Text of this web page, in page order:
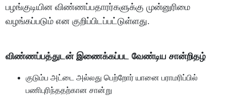
பழங்குடியின விண்ணப்பதாரர்களுக்கு முன்னுரிமை
வழங்கப்படும் என குறிப்பிடப்பட்டுள்ளது.
விண்ணப்பத்துடன் இணைக்கப்பட வேண்டிய சான்றிதழ்
குடும்ப அட்டை அல்லது பெற்றோர் யானை பராமரிப்பில்
பணிபுரிந்ததற்கான சான்று